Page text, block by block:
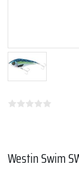
Westin Swim